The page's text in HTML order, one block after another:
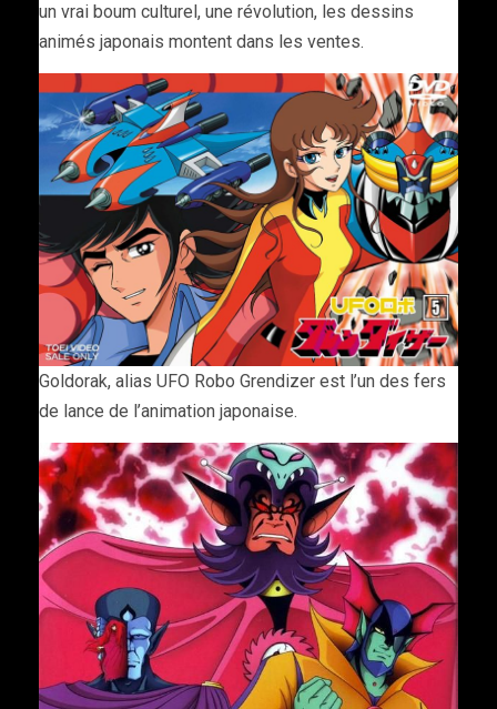
un vrai boum culturel, une révolution, les dessins
animés japonais montent dans les ventes.
Goldorak, alias UFO Robo Grendizer est l’un des fers
de lance de l’animation japonaise.